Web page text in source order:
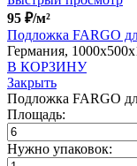
95 ₽/м²
Подложка FARGO
Германия,
В КОРЗИНУ
Закрыть
Подложка FARGO
Площадь:
Нужно упаковок: